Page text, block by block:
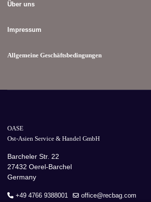
Über uns
Impressum
Allgemeine Geschäftsbedingungen
OASE
Ost-Asien Service & Handel GmbH
Barcheler Str. 22
27432 Oerel-Barchel
Germany
+49 4766 9388001 office@recbag.com